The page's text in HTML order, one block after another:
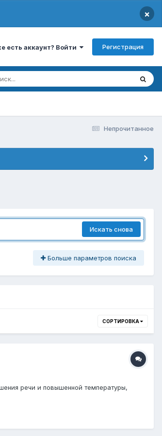
×
есть аккаунт? Войти Регистрация
Непрочитанное
Искать снова
Больше параметров поиска
СОРТИРОВКА
речи и повышенной температуры,